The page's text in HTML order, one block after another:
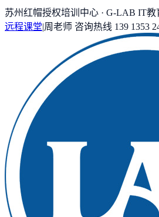
苏州红帽授权培训中心 · G-LAB IT教
远程课堂|周老师 咨询热线 139 1353